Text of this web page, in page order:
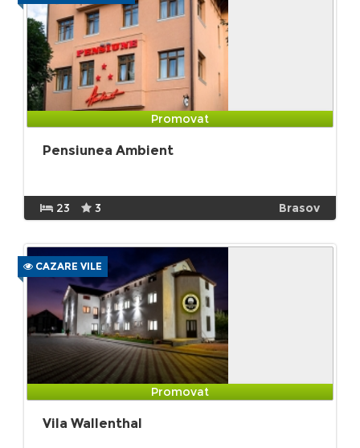
Promovat
Pensiunea Ambient
23 3 Brasov
CAZARE VILE
Promovat
Vila Wallenthal